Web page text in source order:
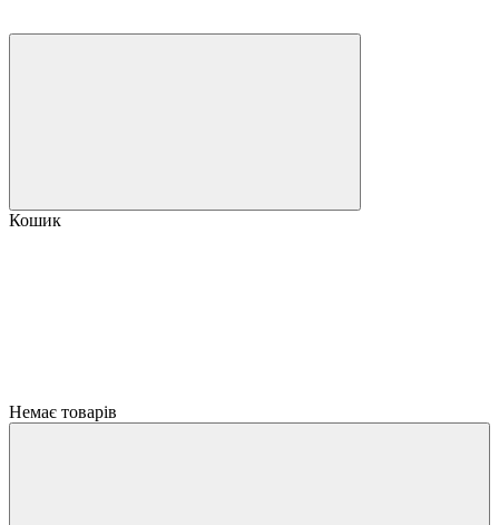
Кошик
Немає товарів